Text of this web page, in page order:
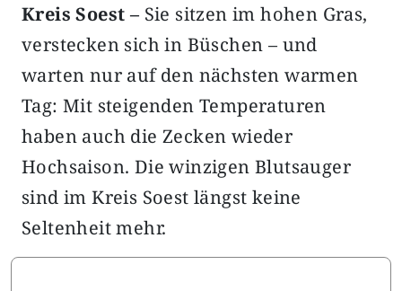
Kreis Soest – Sie sitzen im hohen Gras,
verstecken sich in Büschen – und
warten nur auf den nächsten warmen
Tag: Mit steigenden Temperaturen
haben auch die Zecken wieder
Hochsaison. Die winzigen Blutsauger
sind im Kreis Soest längst keine
Seltenheit mehr.